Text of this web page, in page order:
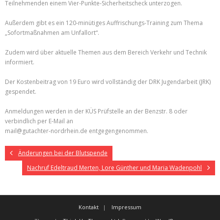
Teilnehmenden einem Vier-Punkte-Sicherheitscheck unterzogen.
Außerdem gibt es ein 120-minütiges Auffrischungs-Training zum Thema
„Sofortmaßnahmen am Unfallort“.
Zudem wird über aktuelle Themen aus dem Bereich Verkehr und Technik
informiert.
Der Kostenbeitrag von 19 Euro wird vollständig der DRK Jugendarbeit (JRK)
gespendet.
Anmeldungen werden in der KÜS Prüfstelle an der Benzstr. 8 oder
verbindlich per E-Mail an
mail@gutachter-nordrhein.de entgegengenommen.
Änderungen bei der Blutspende
Nachruf Edeltraud Merten, Lore Günther und Maria Wadenpohl
Kontakt
Impressum